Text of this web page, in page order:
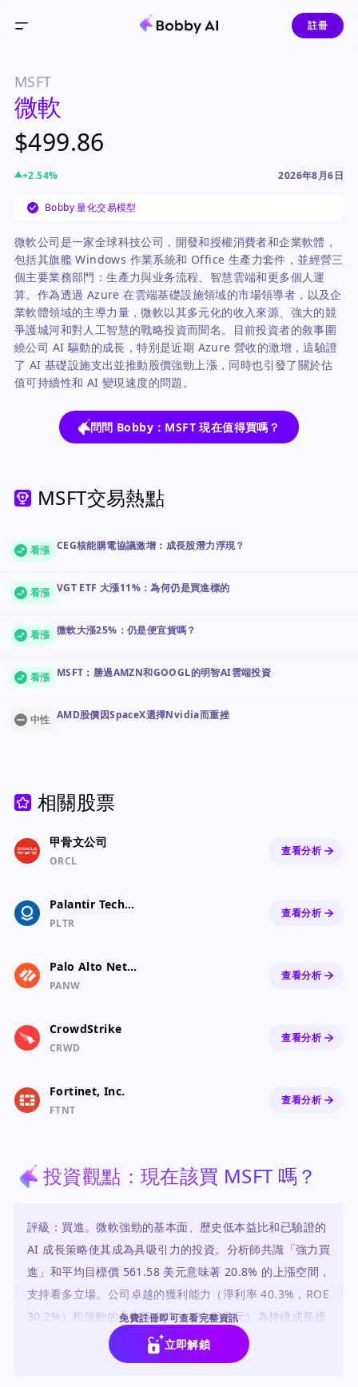
註冊
MSFT
微軟
$499.86
+2.54% 2026年8月6日
Bobby 量化交易模型
微軟公司是一家全球科技公司，開發和授權消費者和企業軟體，
包括其旗艦 Windows 作業系統和 Office 生產力套件，並經營三
個主要業務部門：生產力與业务流程、智慧雲端和更多個人運
算。作為透過 Azure 在雲端基礎設施領域的市場領導者，以及企
業軟體領域的主導力量，微軟以其多元化的收入來源、強大的競
爭護城河和對人工智慧的戰略投資而聞名。目前投資者的敘事圍
繞公司 AI 驅動的成長，特別是近期 Azure 營收的激增，這驗證
了 AI 基礎設施支出並推動股價強勁上漲，同時也引發了關於估
值可持續性和 AI 變現速度的問題。
問問 Bobby：MSFT 現在值得買嗎？
MSFT交易熱點
看漲 CEG核能購電協議激增：成長股潛力浮現？
看漲 VGT ETF 大漲11%：為何仍是買進標的
看漲 微軟大漲25%：仍是便宜貨嗎？
看漲 MSFT：勝過AMZN和GOOGL的明智AI雲端投資
中性 AMD股價因SpaceX選擇Nvidia而重挫
相關股票
甲骨文公司
ORCL
查看分析
Palantir Technologies Inc. Class A Common Stock
PLTR
查看分析
Palo Alto Networks, Inc. Common Stock
PANW
查看分析
CrowdStrike
CRWD
查看分析
Fortinet, Inc.
FTNT
查看分析
投資觀點：現在該買 MSFT 嗎？
評級：買進。微軟強勁的基本面、歷史低本益比和已驗證的
AI 成長策略使其成為具吸引力的投資。分析師共識「強力買
進」和平均目標價 561.58 美元意味著 20.8% 的上漲空間，
支持看多立場。公司卓越的獲利能力（淨利率 40.3%，ROE
30.2%）和強勁的自由現金流（729 億美元）為持續成長提
供了堅實的基礎。
免費註冊即可查看完整資訊
立即解鎖